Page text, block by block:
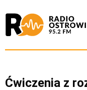
Ćwiczenia z